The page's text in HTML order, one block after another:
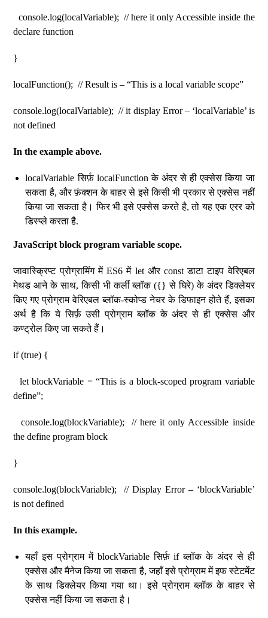
console.log(localVariable); // here it only Accessible inside the
declare function
}
localFunction(); // Result is – “This is a local variable scope”
console.log(localVariable); // it display Error – ‘localVariable’ is
not defined
In the example above.
localVariable सिर्फ़ localFunction के अंदर से ही एक्सेस किया जा
सकता है, और फ़ंक्शन के बाहर से इसे किसी भी प्रकार से एक्सेस नहीं
किया जा सकता है। फिर भी इसे एक्सेस करते है, तो यह एक एरर को
डिस्प्ले करता है.
JavaScript block program variable scope.
जावास्क्रिप्ट प्रोग्रामिंग में ES6 में let और const डाटा टाइप वेरिएबल
मेथड आने के साथ, किसी भी कर्ली ब्लॉक ({} से घिरे) के अंदर डिक्लेयर
किए गए प्रोग्राम वेरिएबल ब्लॉक-स्कोप्ड नेचर के डिफाइन होते हैं, इसका
अर्थ है कि ये सिर्फ़ उसी प्रोग्राम ब्लॉक के अंदर से ही एक्सेस और
कण्ट्रोल किए जा सकते हैं।
if (true) {
let blockVariable = “This is a block-scoped program variable
define”;
console.log(blockVariable); // here it only Accessible inside
the define program block
}
console.log(blockVariable); // Display Error – ‘blockVariable’
is not defined
In this example.
यहाँ इस प्रोग्राम में blockVariable सिर्फ़ if ब्लॉक के अंदर से ही
एक्सेस और मैनेज किया जा सकता है, जहाँ इसे प्रोग्राम में इफ स्टेटमेंट
के साथ डिक्लेयर किया गया था। इसे प्रोग्राम ब्लॉक के बाहर से
एक्सेस नहीं किया जा सकता है।